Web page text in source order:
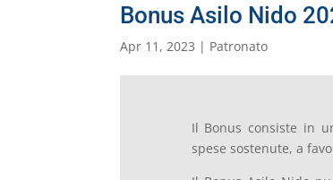
Bonus Asilo Nido
Apr 11, 2023 | Patronato
Il Bonus consiste in
spese sostenute, a